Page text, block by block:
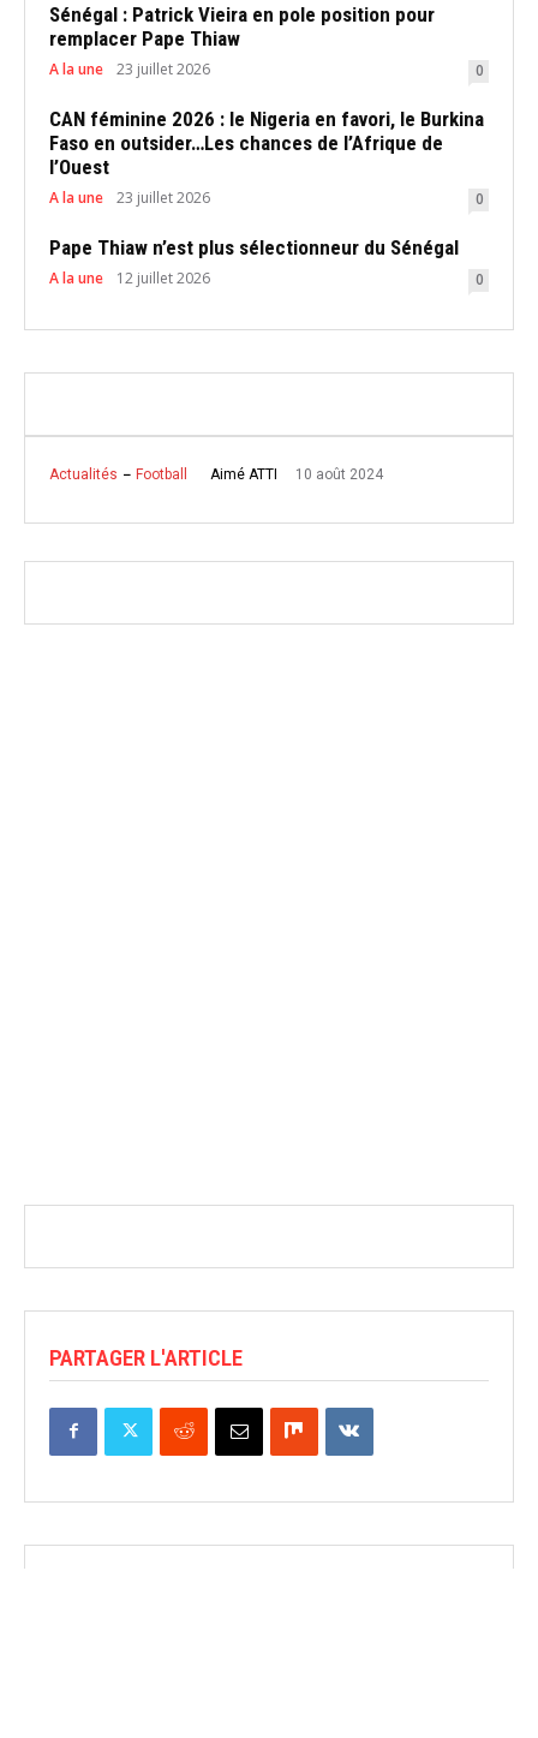
Sénégal : Patrick Vieira en pole position pour
remplacer Pape Thiaw
A la une 23 juillet 2026 0
CAN féminine 2026 : le Nigeria en favori, le Burkina
Faso en outsider…Les chances de l’Afrique de
l’Ouest
A la une 23 juillet 2026 0
Pape Thiaw n’est plus sélectionneur du Sénégal
A la une 12 juillet 2026 0
Actualités Football Aimé ATTI 10 août 2024
PARTAGER L'ARTICLE